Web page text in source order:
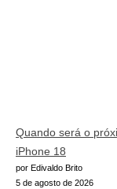
Quando será o
iPhone 18
por Edivaldo Brito
5 de agosto de 2026